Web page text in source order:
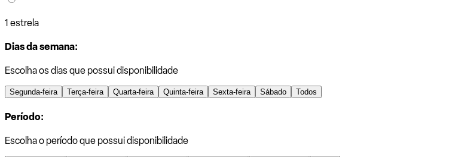
1 estrela
Dias da semana:
Escolha os dias que possui disponibilidade
Segunda-feira Terça-feira Quarta-feira Quinta-feira Sexta-feira Sábado Todos
Período:
Escolha o período que possui disponibilidade